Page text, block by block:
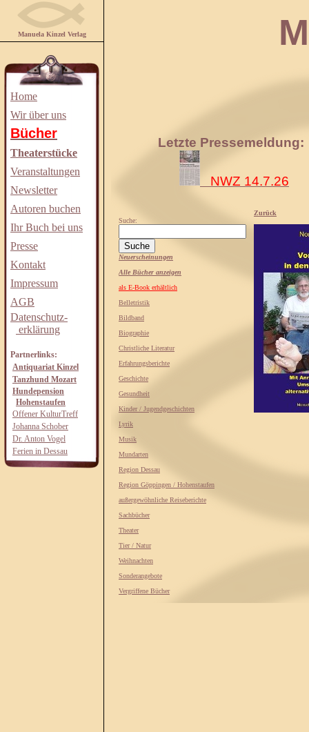
Manuela Kinzel Verlag
Home
Wir über uns
Bücher
Theaterstücke
Veranstaltungen
Newsletter
Autoren buchen
Ihr Buch bei uns
Presse
Kontakt
Impressum
AGB
Datenschutz-
erklärung
Partnerlinks:
Antiquariat Kinzel
Tanzhund Mozart
Hundepension
Hohenstaufen
Offener KulturTreff
Johanna Schober
Dr. Anton Vogel
Ferien in Dessau
Letzte Pressemeldung:
NWZ 14.7.26
Suche:
Neuerscheinungen
Alle Bücher anzeigen
als E-Book erhältlich
Belletristik
Bildband
Biographie
Christliche Literatur
Erfahrungsberichte
Geschichte
Gesundheit
Kinder / Jugendgeschichten
Lyrik
Musik
Mundarten
Region Dessau
Region Göppingen / Hohenstaufen
außergewöhnliche Reiseberichte
Sachbücher
Theater
Tier / Natur
Weihnachten
Sonderangebote
Vergriffene Bücher
Zurück